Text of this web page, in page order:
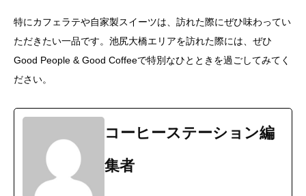
特にカフェラテや自家製スイーツは、訪れた際にぜひ味わってい
ただきたい一品です。池尻大橋エリアを訪れた際には、ぜひ
Good People & Good Coffeeで特別なひとときを過ごしてみてく
ださい。
コーヒーステーション編
集者